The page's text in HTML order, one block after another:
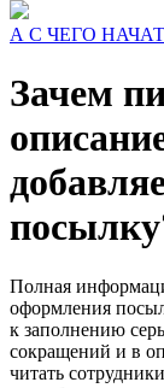
А С ЧЕГО
Зачем
Полная
оформления
к заполнению
сокращений и в
читать